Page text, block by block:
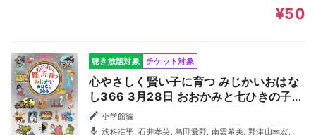
¥50
聴き放題対象 チケット対象
心やさしく賢い子に育つ みじかいおはな
し366 3月28日 おおかみと七ひきの子や
ぎ 小学館編
浅科准平, 石井孝英, 島田愛野, 南雲希美, 野津山幸宏, 八